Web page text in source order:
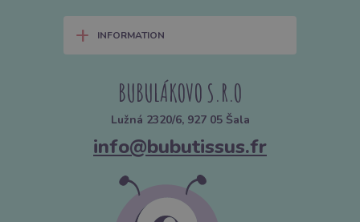
+ INFORMATION
BUBULÁKOVO S.R.O
Lužná 2320/6, 927 05 Šala
info@bubutissus.fr